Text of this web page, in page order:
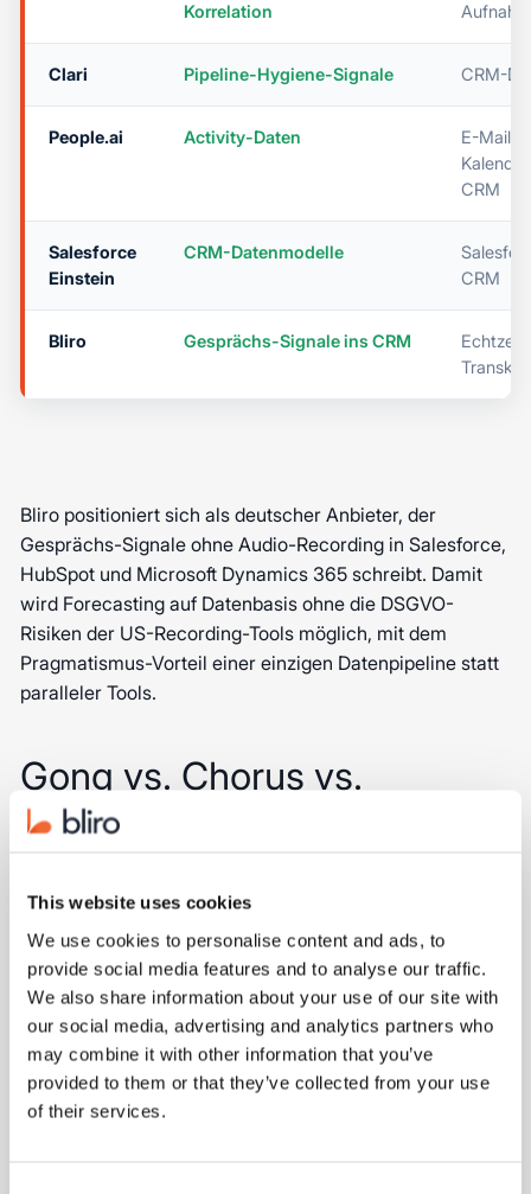
This website uses cookies
We use cookies to personalise content and ads, to
provide social media features and to analyse our traffic.
We also share information about your use of our site with
our social media, advertising and analytics partners who
may combine it with other information that you’ve
provided to them or that they’ve collected from your use
of their services.
Korrelation
Clari Pipeline-Hygiene-Signale CRM-
People.ai Activity-Daten
E-Mail,
CRM
Salesforce
Einstein
CRM-Datenmodelle
CRM
Bliro Gesprächs-Signale ins CRM
Echtzeit-
Bliro positioniert sich als deutscher Anbieter, der
Gesprächs-Signale ohne Audio-Recording in Salesforce,
HubSpot und Microsoft Dynamics 365 schreibt. Damit
wird Forecasting auf Datenbasis ohne die DSGVO-
Risiken der US-Recording-Tools möglich, mit dem
Pragmatismus-Vorteil einer einzigen Datenpipeline statt
paralleler Tools.
Gong vs. Chorus vs.
Salesloft – ist Enterprise-
10–50 Reps?
Gong, Chorus und Salesloft sind als Enterprise-Stack
konzipiert und für den deutschen Mittelstand meist
überdimensioniert, extrem teuer und
integrationsaufwändig. Die typischen Folgekosten
umfassen Implementierungsprojekte mit IT-Beteiligung,
mehrwöchige Trainings und Custom Integrationen für